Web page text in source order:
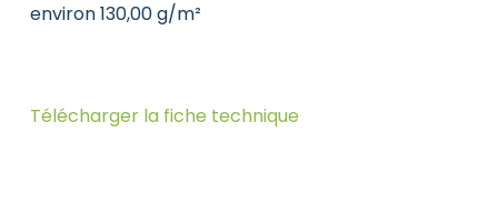
environ 130,00 g/m²
Télécharger la fiche technique